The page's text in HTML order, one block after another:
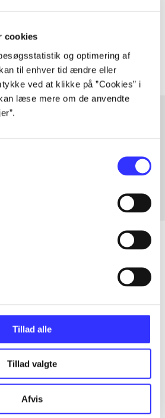
cookies
og optimering af
til enhver tid ændre eller
ved at klikke på ”Cookies” i
læse mere om de anvendte
Tillad alle
Tillad valgte
Afvis
om